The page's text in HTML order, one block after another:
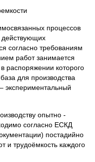
процессов
согласно требованиям
работ занимается
распоряжении которого
для производства
экспериментальный
опытно -
согласно ЕСКД
постадийно
и трудоёмкость каждого